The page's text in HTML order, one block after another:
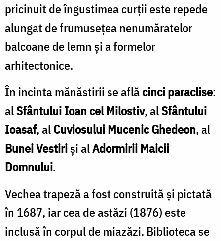
pricinuit de îngustimea curţii este repede
alungat de frumuseţea nenumăratelor
balcoane de lemn şi a formelor
arhitectonice.
În incinta mănăstirii se aflăcinci paraclise:
alSfântului Ioan cel Milostiv, alSfântului
Ioasaf, alCuviosului Mucenic Ghedeon, al
Bunei Vestirişi alAdormirii Maicii
Domnului.
Vechea trapeză a fost construită şi pictată
în 1687, iar cea de astăzi (1876) este
inclusă în corpul de miazăzi. Biblioteca se